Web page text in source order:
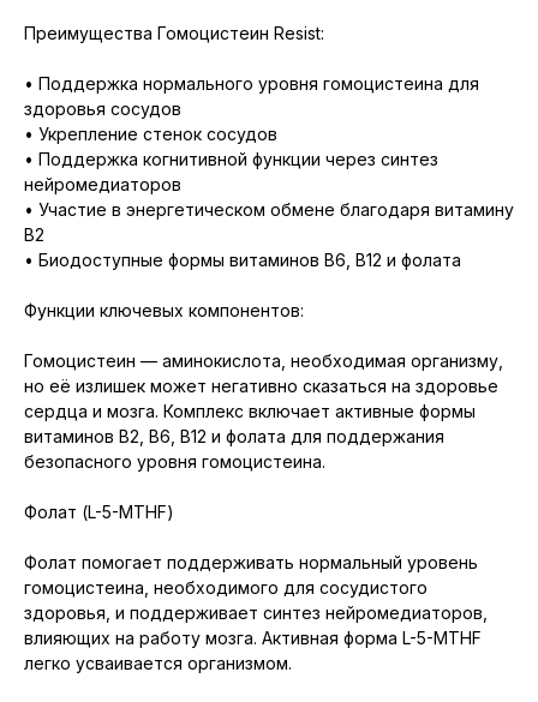
Преимущества Гомоцистеин Resist:
• Поддержка нормального уровня гомоцистеина для
здоровья сосудов
• Укрепление стенок сосудов
• Поддержка когнитивной функции через синтез
нейромедиаторов
• Участие в энергетическом обмене благодаря витамину
B2
• Биодоступные формы витаминов B6, B12 и фолата
Функции ключевых компонентов:
Гомоцистеин — аминокислота, необходимая организму,
но её излишек может негативно сказаться на здоровье
сердца и мозга. Комплекс включает активные формы
витаминов B2, B6, B12 и фолата для поддержания
безопасного уровня гомоцистеина.
Фолат (L-5-MTHF)
Фолат помогает поддерживать нормальный уровень
гомоцистеина, необходимого для сосудистого
здоровья, и поддерживает синтез нейромедиаторов,
влияющих на работу мозга. Активная форма L-5-MTHF
легко усваивается организмом.